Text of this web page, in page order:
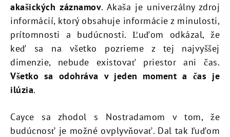
akašických záznamov. Akaša je univerzálny zdroj
informácií, ktorý obsahuje informácie z minulosti,
prítomnosti a budúcnosti. Ľuďom odkázal, že
keď sa na všetko pozrieme z tej najvyššej
dimenzie, nebude existovať priestor ani čas.
Všetko sa odohráva v jeden moment a čas je
ilúzia.
Cayce sa zhodol s Nostradamom v tom, že
budúcnosť je možné ovplyvňovať. Dal tak ľuďom